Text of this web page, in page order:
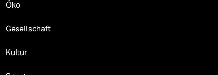
Öko
Gesellschaft
Kultur